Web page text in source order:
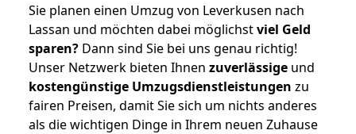
Sie planen einen Umzug von Leverkusen nach
Lassan und möchten dabei möglichstviel Geld
sparen? Dann sind Sie bei uns genau richtig!
Unser Netzwerk bieten Ihnen zuverlässige und
kostengünstige Umzugsdienstleistungen zu
fairen Preisen, damit Sie sich um nichts anderes
als die wichtigen Dinge in Ihrem neuen Zuhause